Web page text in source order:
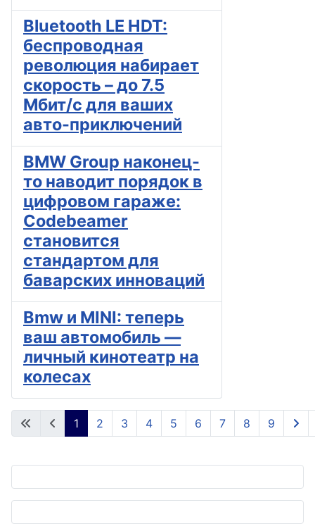
Bluetooth LE HDT:
беспроводная
революция набирает
скорость – до 7.5
Мбит/с для ваших
авто-приключений
BMW Group наконец-
то наводит порядок в
цифровом гараже:
Codebeamer
становится
стандартом для
баварских инноваций
Bmw и MINI: теперь
ваш автомобиль —
личный кинотеатр на
колесах
Страница 1 из 9
1 2 3 4 5 6 7 8 9